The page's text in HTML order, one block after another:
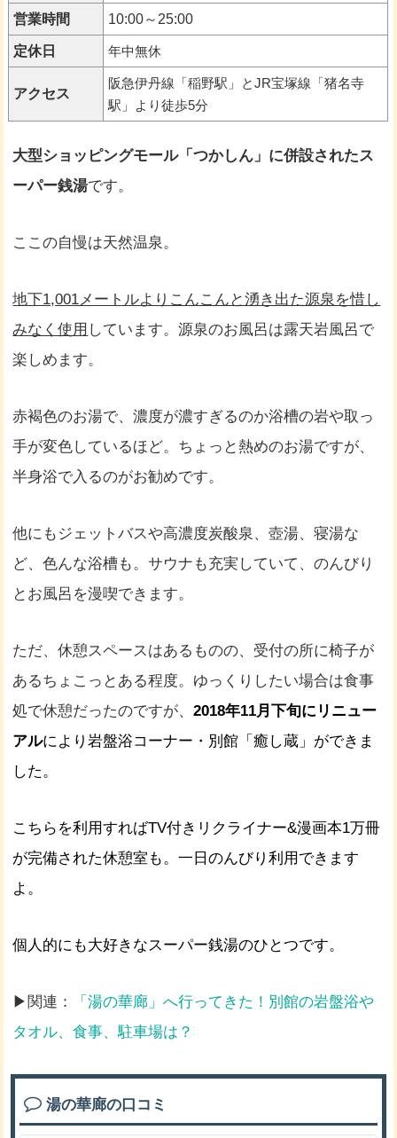
営業時間 10:00～25:00
定休日 年中無休
アクセス
阪急伊丹線「稲野駅」とJR宝塚線「猪名寺
駅」より徒歩5分
大型ショッピングモール「つかしん」に併設されたス
ーパー銭湯です。
ここの自慢は天然温泉。
地下1,001メートルよりこんこんと湧き出た源泉を惜し
みなく使用 しています。源泉のお風呂は露天岩風呂で
楽しめます。
赤褐色のお湯で、濃度が濃すぎるのか浴槽の岩や取っ
手が変色しているほど。ちょっと熱めのお湯ですが、
半身浴で入るのがお勧めです。
他にもジェットバスや高濃度炭酸泉、壺湯、寝湯な
ど、色んな浴槽も。サウナも充実していて、のんびり
とお風呂を漫喫できます。
ただ、休憩スペースはあるものの、受付の所に椅子が
あるちょこっとある程度。ゆっくりしたい場合は食事
処で休憩だったのですが、2018年11月下旬にリニュー
アルにより岩盤浴コーナー・別館「癒し蔵」ができま
した。
こちらを利用すればTV付きリクライナー&漫画本1万冊
が完備された休憩室も。一日のんびり利用できます
よ。
個人的にも大好きなスーパー銭湯のひとつです。
▶関連：
「湯の華廊」へ行ってきた！別館の岩盤浴や
タオル、食事、駐車場は？
湯の華廊の口コミ